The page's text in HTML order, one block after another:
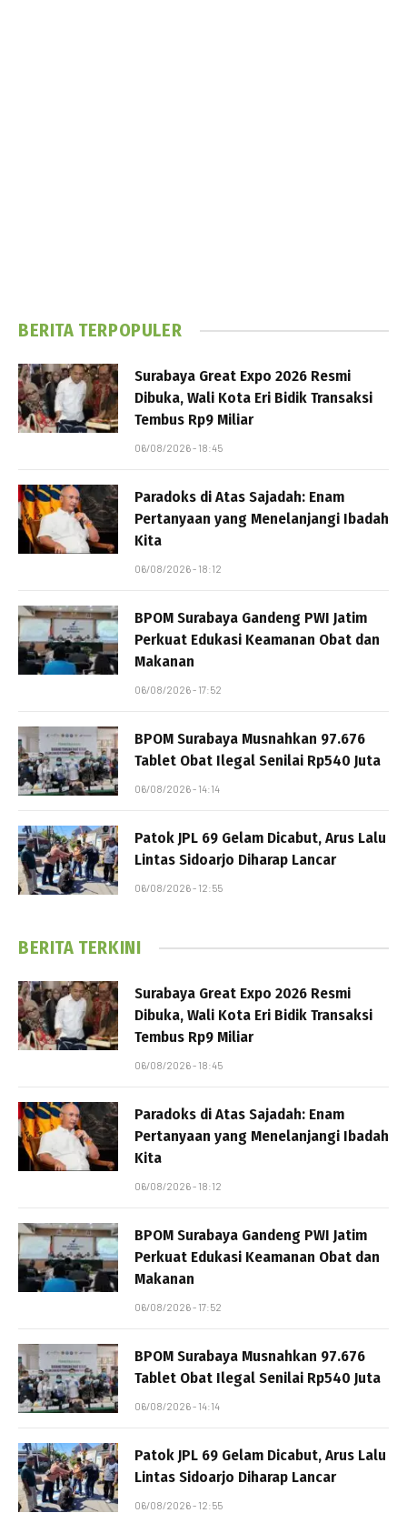
BERITA TERPOPULER
Surabaya Great Expo 2026 Resmi
Dibuka, Wali Kota Eri Bidik Transaksi
Tembus Rp9 Miliar
06/08/2026 - 18:45
Paradoks di Atas Sajadah: Enam
Pertanyaan yang Menelanjangi Ibadah
Kita
06/08/2026 - 18:12
BPOM Surabaya Gandeng PWI Jatim
Perkuat Edukasi Keamanan Obat dan
Makanan
06/08/2026 - 17:52
BPOM Surabaya Musnahkan 97.676
Tablet Obat Ilegal Senilai Rp540 Juta
06/08/2026 - 14:14
Patok JPL 69 Gelam Dicabut, Arus Lalu
Lintas Sidoarjo Diharap Lancar
06/08/2026 - 12:55
BERITA TERKINI
Surabaya Great Expo 2026 Resmi
Dibuka, Wali Kota Eri Bidik Transaksi
Tembus Rp9 Miliar
06/08/2026 - 18:45
Paradoks di Atas Sajadah: Enam
Pertanyaan yang Menelanjangi Ibadah
Kita
06/08/2026 - 18:12
BPOM Surabaya Gandeng PWI Jatim
Perkuat Edukasi Keamanan Obat dan
Makanan
06/08/2026 - 17:52
BPOM Surabaya Musnahkan 97.676
Tablet Obat Ilegal Senilai Rp540 Juta
06/08/2026 - 14:14
Patok JPL 69 Gelam Dicabut, Arus Lalu
Lintas Sidoarjo Diharap Lancar
06/08/2026 - 12:55